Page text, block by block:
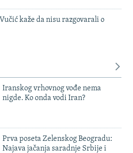
kaže da nisu razgovarali o
Iranskog vrhovnog vođe nema
nigde. Ko onda vodi Iran?
Prva poseta Zelenskog Beogradu:
Najava jačanja saradnje Srbije i